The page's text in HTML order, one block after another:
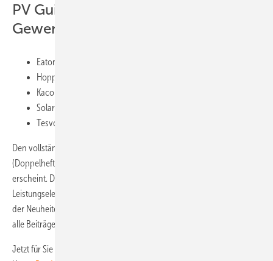
PV Guided Tours Stromspeicher für
Gewerbe und Industrie im Video:
Eaton
Hoppecke
Kaco New Energy
Solarwatt
Tesvolt
Den vollständigen
(Doppelheft Juli/August) der
erscheint. Diese Ausgabe steht ganz im Zeichen der
Leistungselektronik für Solargeneratoren und Stromspeicher sowie
der Neuheiten zur Intersolar und EES Europe. Abonnenten können
alle Beiträge nach Erscheinen auch online lesen.
Jetzt für Sie geöffnet, rund um die Uhr, sieben Tage in der Woche: